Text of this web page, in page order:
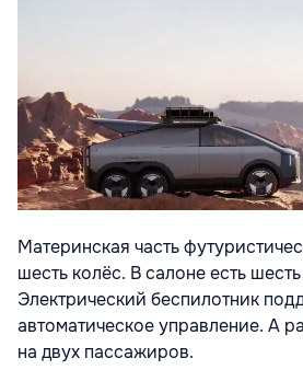
Материнская часть
шесть колёс. В салоне есть
Электрический беспилотник
автоматическое управление. А
на двух пассажиров.